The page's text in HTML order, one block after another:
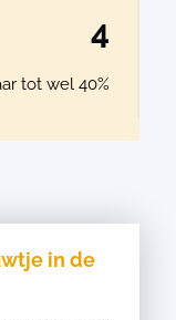
4
tot wel 40%
in de